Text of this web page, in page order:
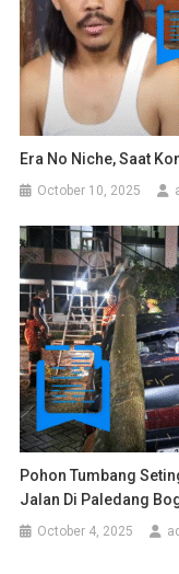
Era No Niche, Saat
October 10, 2025
Pohon Tumbang
Jalan Di Paledang
October 4, 2025